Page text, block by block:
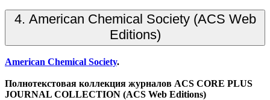
4. American Chemical Society (ACS Web
Editions)
American Chemical Society.
Полнотекстовая коллекция журналов ACS CORE PLUS
JOURNAL COLLECTION (ACS Web Editions)